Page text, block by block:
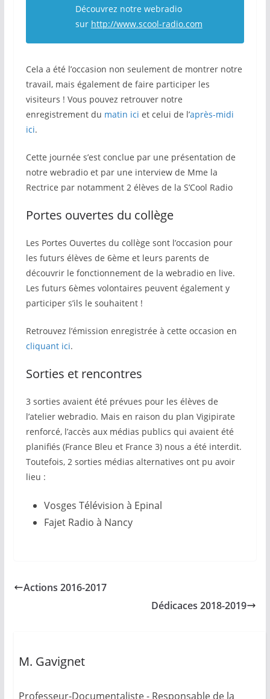
Découvrez notre webradio
sur http://www.scool-radio.com
Cela a été l’occasion non seulement de montrer notre
travail, mais également de faire participer les
visiteurs ! Vous pouvez retrouver notre
enregistrement du matin ici et celui de l’après-midi
ici.
Cette journée s’est conclue par une présentation de
notre webradio et par une interview de Mme la
Rectrice par notamment 2 élèves de la S’Cool Radio
Portes ouvertes du collège
Les Portes Ouvertes du collège sont l’occasion pour
les futurs élèves de 6ème et leurs parents de
découvrir le fonctionnement de la webradio en live.
Les futurs 6èmes volontaires peuvent également y
participer s’ils le souhaitent !
Retrouvez l’émission enregistrée à cette occasion en
cliquant ici.
Sorties et rencontres
3 sorties avaient été prévues pour les élèves de
l’atelier webradio. Mais en raison du plan Vigipirate
renforcé, l’accès aux médias publics qui avaient été
planifiés (France Bleu et France 3) nous a été interdit.
Toutefois, 2 sorties médias alternatives ont pu avoir
lieu :
Vosges Télévision à Epinal
Fajet Radio à Nancy
Actions 2016-2017
Dédicaces 2018-2019
M. Gavignet
Professeur-Documentaliste - Responsable de la